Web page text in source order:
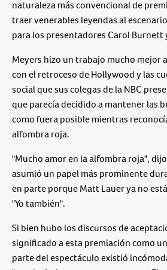
naturaleza más convencional de
traer venerables leyendas al
para los presentadores Carol Burnett
Meyers hizo un trabajo mucho mejor
con el retroceso de Hollywood y las
social que sus colegas de la NBC
que parecía decidido a mantener las
como fuera posible mientras
alfombra roja.
"Mucho amor en la alfombra roja",
asumió un papel más prominente
en parte porque Matt Lauer ya no
"Yo también".
Si bien hubo los discursos de
significado a esta premiación como
parte del espectáculo existió